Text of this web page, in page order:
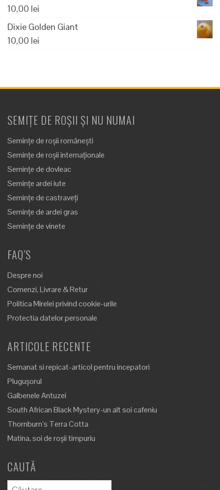
10,00 lei
Dixie Golden Giant
10,00 lei
SEMIȚE DE ROȘII ȘI NU NUMAI
Semințe de roșii românești
Semințe de roșii internaționale
Semințe de dovleac
Semințe ardei iute
Semințe de castraveți
Semințe de ardei gras
Semințe de vinete
FAQ’S
Despre noi
Comenzi, Livrare & Retur
Politica Mirelei privind cookie-urile
Protectia datelor personale
ARTICOLE RECENTE
Semanat si repicat-articol pentru incepatori
Plugușorul
Galbenele Antuzei
South African Black Mystery-un alt soi cafeniu
Thornburn’s Terra Cotta
Matina, soi de roșii timpuriu
CAUTĂ
Caută